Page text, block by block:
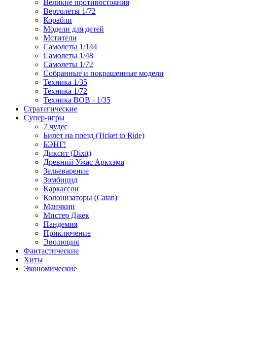
Великие противостояния
Вертолеты 1/72
Корабли
Модели для детей
Мстители
Самолеты 1/144
Самолеты 1/48
Самолеты 1/72
Собранные и покрашенные модели
Техника 1/35
Техника 1/72
Техника ВОВ - 1/35
Стратегические
Супер-игры
7 чудес
Билет на поезд (Ticket to Ride)
БЭНГ!
Диксит (Dixit)
Древний Ужас Аркхэма
Зельеварение
Зомбицид
Каркассон
Колонизаторы (Catan)
Манчкин
Мистер Джек
Пандемия
Приключение
Эволюция
Фантастические
Хиты
Экономические